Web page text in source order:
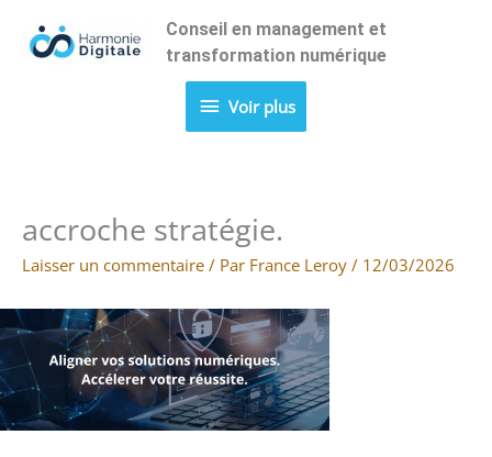
contenu
Conseil en management et
transformation numérique
Voir
plus
Voir plus
accroche stratégie.
Laisser un commentaire / Par France Leroy / 12/03/2026